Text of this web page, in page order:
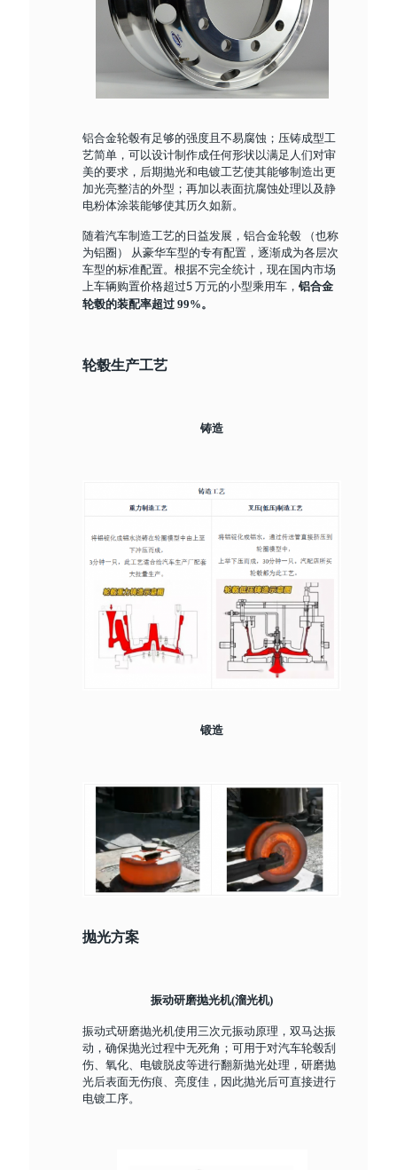
铝合金轮毂有足够的强度且不易腐蚀；压铸成型工
艺简单，可以设计制作成任何形状以满足人们对审
美的要求，后期抛光和电镀工艺使其能够制造出更
加光亮整洁的外型；再加以表面抗腐蚀处理以及静
电粉体涂装能够使其历久如新。
随着汽车制造工艺的日益发展，铝合金轮毂 （也称
为铝圈） 从豪华车型的专有配置，逐渐成为各层次
车型的标准配置。根据不完全统计，现在国内市场
上车辆购置价格超过5 万元的小型乘用车， 铝合金
轮毂的装配率超过 99%。
轮毂生产工艺
铸造
锻造
抛光方案
振动研磨抛光机(溜光机)
振动式研磨抛光机使用三次元振动原理，双马达振
动，确保抛光过程中无死角；可用于对汽车轮毂刮
伤、氧化、电镀脱皮等进行翻新抛光处理，研磨抛
光后表面无伤痕、亮度佳，因此抛光后可直接进行
电镀工序。